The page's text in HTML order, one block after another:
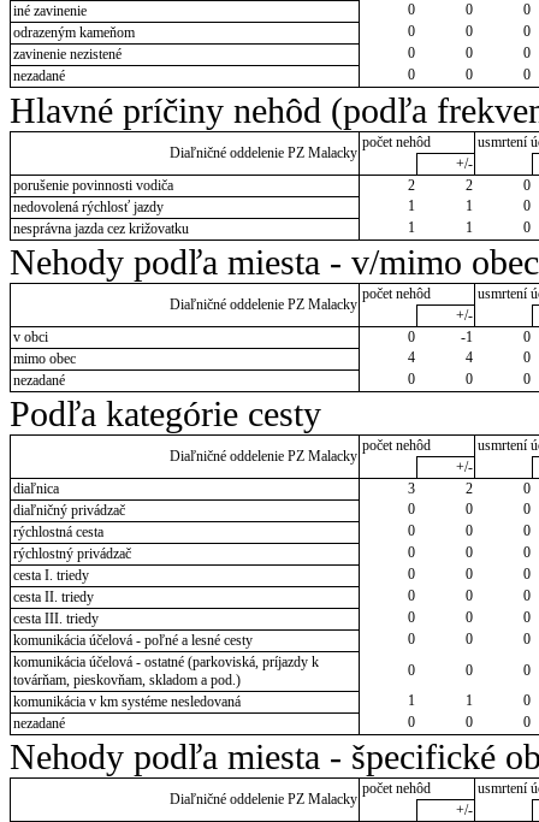
iné zavinenie
0 0
0
odrazeným kameňom
0 0
0
zavinenie nezistené
0 0
0
nezadané
0 0 0
Hlavné príčiny nehôd (podľa
Diaľničné oddelenie PZ Malacky
počet nehôd
usmrtení
+/-
porušenie povinnosti vodiča
2 2
0
nedovolená rýchlosť jazdy
1 1
0
nesprávna jazda cez križovatku
1 1 0
Nehody podľa miesta - v/mimo obec
Diaľničné oddelenie PZ Malacky
počet nehôd
usmrtení
+/-
v obci
0 -1
0
mimo obec
4 4
0
nezadané
0 0 0
Podľa kategórie cesty
Diaľničné oddelenie PZ Malacky
počet nehôd
usmrtení
+/-
diaľnica
3 2
0
diaľničný privádzač
0 0
0
rýchlostná cesta
0 0
0
rýchlostný privádzač
0 0
0
cesta I. triedy
0 0
0
cesta II. triedy
0 0
0
cesta III. triedy
0 0
0
komunikácia účelová - poľné a lesné cesty
0 0
0
komunikácia účelová - ostatné (parkoviská, príjazdy k
továrňam, pieskovňam, skladom a pod.)
0 0
0
komunikácia v km systéme nesledovaná
1 1
0
nezadané
0 0 0
Nehody podľa miesta - špecifické
Diaľničné oddelenie PZ Malacky
počet nehôd
usmrtení
+/-